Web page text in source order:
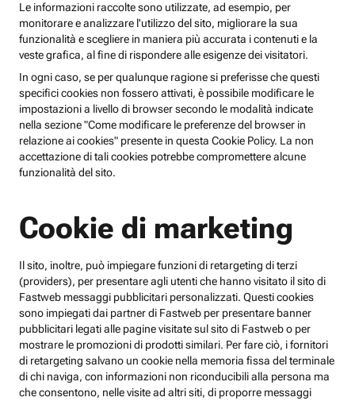
Le informazioni raccolte sono utilizzate, ad esempio, per
monitorare e analizzare l'utilizzo del sito, migliorare la sua
funzionalità e scegliere in maniera più accurata i contenuti e la
veste grafica, al fine di rispondere alle esigenze dei visitatori.
In ogni caso, se per qualunque ragione si preferisse che questi
specifici cookies non fossero attivati, è possibile modificare le
impostazioni a livello di browser secondo le modalità indicate
nella sezione "Come modificare le preferenze del browser in
relazione ai cookies" presente in questa Cookie Policy. La non
accettazione di tali cookies potrebbe compromettere alcune
funzionalità del sito.
Cookie di marketing
Il sito, inoltre, può impiegare funzioni di retargeting di terzi
(providers), per presentare agli utenti che hanno visitato il sito di
Fastweb messaggi pubblicitari personalizzati. Questi cookies
sono impiegati dai partner di Fastweb per presentare banner
pubblicitari legati alle pagine visitate sul sito di Fastweb o per
mostrare le promozioni di prodotti similari. Per fare ciò, i fornitori
di retargeting salvano un cookie nella memoria fissa del terminale
di chi naviga, con informazioni non riconducibili alla persona ma
che consentono, nelle visite ad altri siti, di proporre messaggi